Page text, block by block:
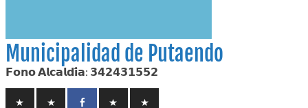
Municipalidad de Putaendo
𝗙𝗼𝗻𝗼 𝗔𝗹𝗰𝗮𝗹𝗱𝗶́𝗮: 𝟯𝟰𝟮𝟰𝟯𝟭𝟱𝟱𝟮